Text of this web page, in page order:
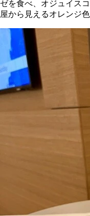
ゼを食べ、オジュイス
屋から見えるオレンジ